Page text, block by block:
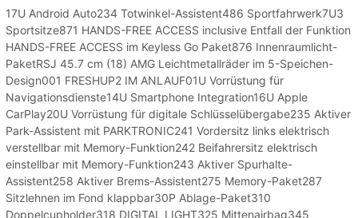
17U Android Auto234 Totwinkel-Assistent486 Sportfahrwerk7U3
Sportsitze871 HANDS-FREE ACCESS inclusive Entfall der Funktion
HANDS-FREE ACCESS im Keyless Go Paket876 Innenraumlicht-
PaketRSJ 45.7 cm (18) AMG Leichtmetallräder im 5-Speichen-
Design001 FRESHUP2 IM ANLAUF01U Vorrüstung für
Navigationsdienste14U Smartphone Integration16U Apple
CarPlay20U Vorrüstung für digitale Schlüsselübergabe235 Aktiver
Park-Assistent mit PARKTRONIC241 Vordersitz links elektrisch
verstellbar mit Memory-Funktion242 Beifahrersitz elektrisch
einstellbar mit Memory-Funktion243 Aktiver Spurhalte-
Assistent258 Aktiver Brems-Assistent275 Memory-Paket287
Sitzlehnen im Fond klappbar30P Ablage-Paket310
Doppelcupholder318 DIGITAL LIGHT325 Mittenairbag345